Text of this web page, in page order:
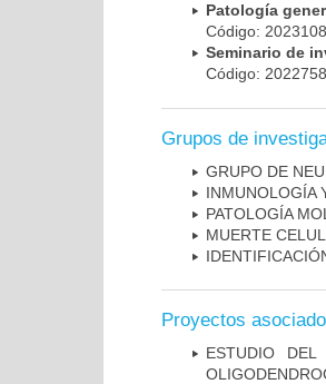
Patología
Código:
Seminario de
Código:
Grupos de
GRUPO DE
INMUNOLOGÍA
PATOLOGÍA
MUERTE
Proyectos
ESTUDIO